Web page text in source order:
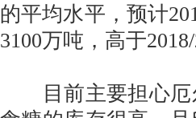
的平均水平，预计
3100万吨，高于
目前主要担心厄